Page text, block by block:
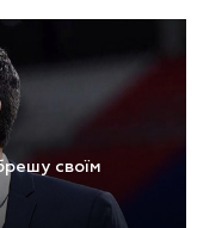
своїм